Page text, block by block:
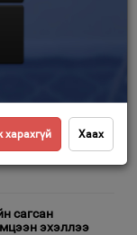
бага
өндөрлөлөө
10 дугаар сарын
сагсан
эхэллээ
Хаах